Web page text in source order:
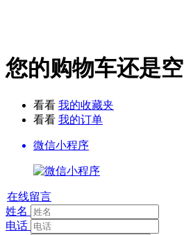
您的购物车还是
看看 我的收藏夹
看看 我的订单
微信小程序
在线留言
姓名
电话